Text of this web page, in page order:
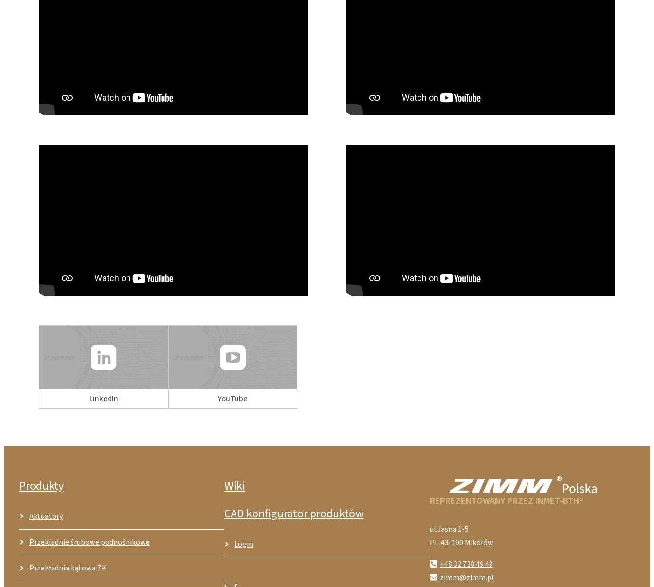
LinkedIn YouTube
Produkty
Aktuatory
Przekladnie śrubowe podnośnikowe
Przekładnia kątowa ZK
Wiki
CAD konfigurator produktów
Login
REPREZENTOWANY PRZEZ INMET-BTH®
ul.Jasna 1-5
PL-43-190 Mikołów
+48 32 738 49 49
zimm@zimm.pl